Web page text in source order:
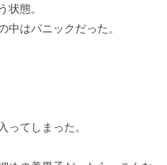
状態。
中はパニックだった。
ってしまった。